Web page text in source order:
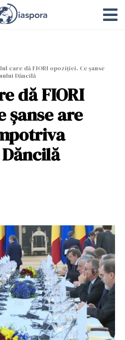
care dă FIORI opoziției. Ce șanse
Dăncilă
dă FIORI
șanse are